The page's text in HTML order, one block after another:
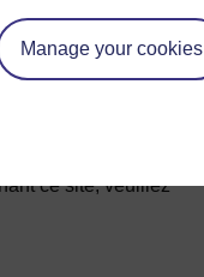
Manage your cookies
ce site, veuillez